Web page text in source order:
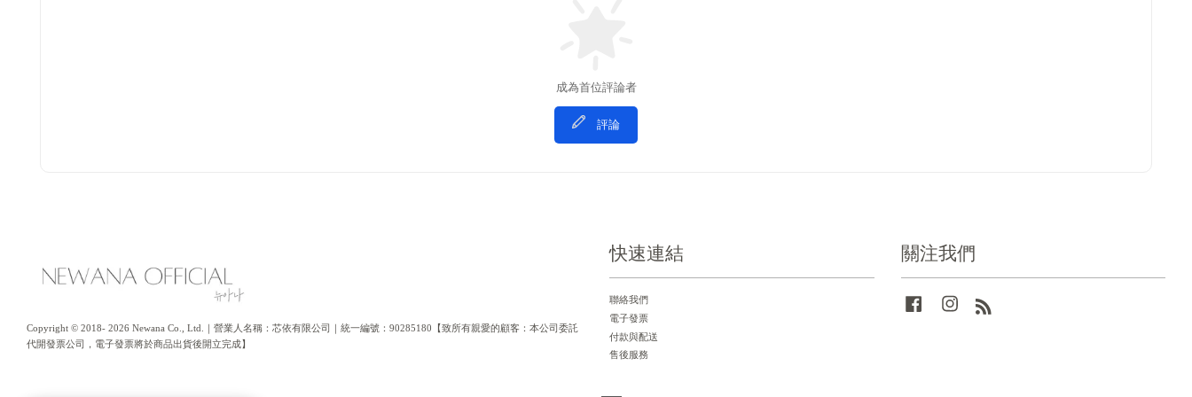
成為首位評論者
評論
Copyright © 2018- 2026 Newana Co., Ltd.｜營業人名稱：芯依有限公司｜統一編號：90285180【致所有親愛的顧客：本公司委託
代開發票公司，電子發票將於商品出貨後開立完成】
快速連結
聯絡我們
電子發票
付款與配送
售後服務
關注我們
Facebook Instagram